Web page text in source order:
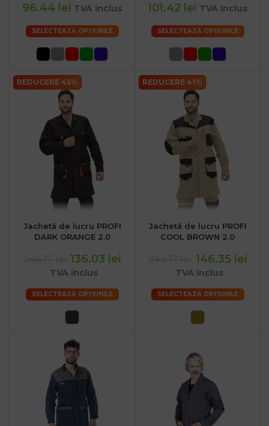
96.44 lei TVA inclus
SELECTEAZĂ OPȚIUNILE
101.42 lei TVA inclus
SELECTEAZĂ OPȚIUNILE
REDUCERE 45%
Jachetă de lucru PROFI
DARK ORANGE 2.0
136.03 lei
TVA inclus
SELECTEAZĂ OPȚIUNILE
REDUCERE 41%
Jachetă de lucru PROFI
COOL BROWN 2.0
146.35 lei
TVA inclus
SELECTEAZĂ OPȚIUNILE